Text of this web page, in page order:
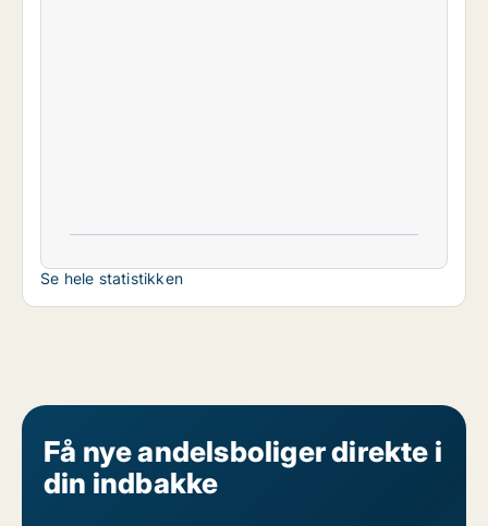
Se hele statistikken
Få nye andelsboliger direkte i
din indbakke